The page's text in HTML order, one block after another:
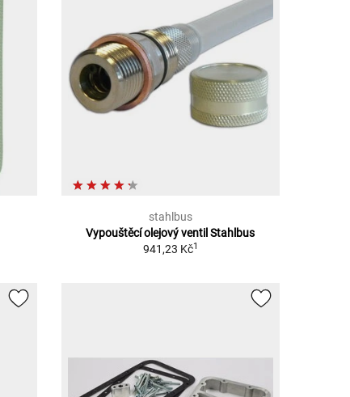
stahlbus
Vypouštěcí olejový ventil Stahlbus
941,23 Kč1